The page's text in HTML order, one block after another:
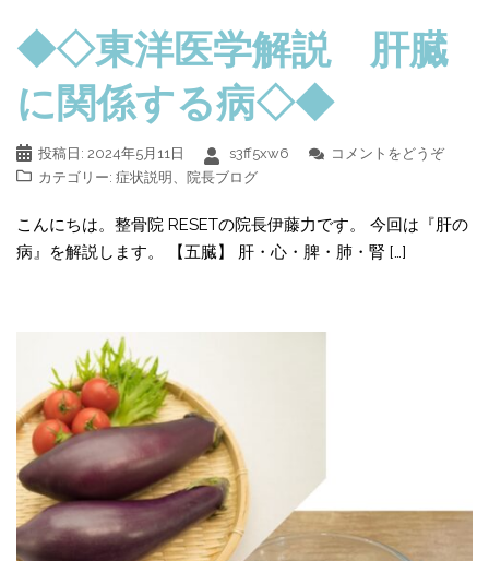
◆◇東洋医学解説 肝臓
に関係する病◇◆
投稿日: 2024年5月11日 s3ff5xw6
コメントをどうぞ
カテゴリー: 症状説明 、 院長ブログ
こんにちは。整骨院 RESETの院長伊藤力です。 今回は『肝の
病』を解説します。 【五臓】 肝・心・脾・肺・腎 […]